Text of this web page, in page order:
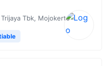
Tbk, Mojokerto